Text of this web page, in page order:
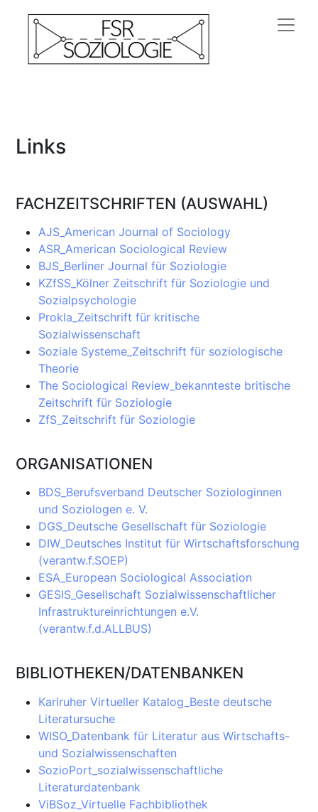
Links
FACHZEITSCHRIFTEN (AUSWAHL)
AJS_American Journal of Sociology
ASR_American Sociological Review
BJS_Berliner Journal für Soziologie
KZfSS_Kölner Zeitschrift für Soziologie und
Sozialpsychologie
Prokla_Zeitschrift für kritische
Sozialwissenschaft
Soziale Systeme_Zeitschrift für soziologische
Theorie
The Sociological Review_bekannteste britische
Zeitschrift für Soziologie
ZfS_Zeitschrift für Soziologie
ORGANISATIONEN
BDS_Berufsverband Deutscher Soziologinnen
und Soziologen e. V.
DGS_Deutsche Gesellschaft für Soziologie
DIW_Deutsches Institut für Wirtschaftsforschung
(verantw.f.SOEP)
ESA_European Sociological Association
GESIS_Gesellschaft Sozialwissenschaftlicher
Infrastruktureinrichtungen e.V.
(verantw.f.d.ALLBUS)
BIBLIOTHEKEN/DATENBANKEN
Karlruher Virtueller Katalog_Beste deutsche
Literatursuche
WISO_Datenbank für Literatur aus Wirtschafts-
und Sozialwissenschaften
SozioPort_sozialwissenschaftliche
Literaturdatenbank
ViBSoz_Virtuelle Fachbibliothek